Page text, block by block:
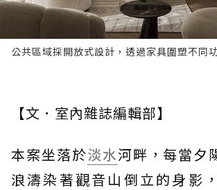
公共區域採開放式設計，透過家具圍塑不同
【⽂．室內雜誌編輯部】
本案坐落於淡水河畔，每當夕
浪濤染著觀音山倒立的身影